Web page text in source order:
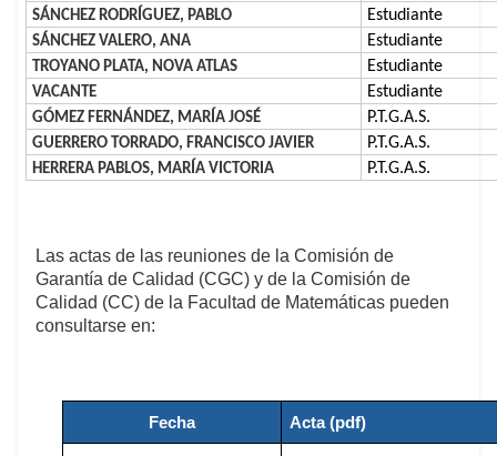
SÁNCHEZ RODRÍGUEZ, PABLO Estudiante
SÁNCHEZ VALERO, ANA Estudiante
TROYANO PLATA, NOVA ATLAS Estudiante
VACANTE Estudiante
GÓMEZ FERNÁNDEZ, MARÍA JOSÉ P.T.G.A.S.
GUERRERO TORRADO, FRANCISCO JAVIER P.T.G.A.S.
HERRERA PABLOS, MARÍA VICTORIA P.T.G.A.S.
Las actas de las reuniones de la Comisión de
Garantía de Calidad (CGC) y de la Comisión de
Calidad (CC) de la Facultad de Matemáticas pueden
consultarse en:
Fecha Acta (pdf)